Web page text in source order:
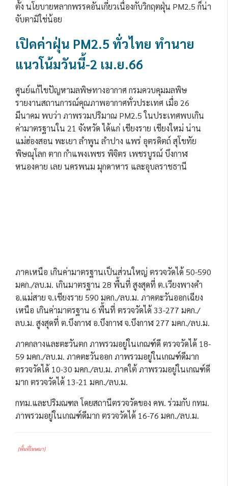
ตั้ง นโยบายหลากพรรคอันเกี่ยวเนื่องกับวิกฤตฝุ่น PM2.5 ก็น่า
จับตามิใช่น้อย
เปิดค่าฝุ่น PM2.5 ทั่วไทย ทำนาย
แนวโน้มวันนี้-2 เม.ย.66
ศูนย์แก้ไขปัญหามลพิษทางอากาศ กรมควบคุมมลพิษ
รายงานสถานการณ์คุณภาพอากาศทั่วประเทศ เมื่อ 26
มีนาคม พบว่า ภาพรวมปริมาณ PM2.5 ในประเทศพบเกิน
ค่ามาตรฐานใน 21 จังหวัด ได้แก่ เชียงราย เชียงใหม่ น่าน
แม่ฮ่องสอน พะเยา ลำพูน ลำปาง แพร่ อุตรดิตถ์ สุโขทัย
พิษณุโลก ตาก กำแพงเพชร พิจิตร เพชรบูรณ์ บึงกาฬ
หนองคาย เลย นครพนม มุกดาหาร และอุบลราชธานี
ภาคเหนือ เกินค่ามาตรฐานเป็นส่วนใหญ่ ตรวจวัดได้ 50-590
มคก./ลบ.ม. เกินมาตรฐาน 28 พื้นที่ สูงสุดที่ ต.เวียงพางคำ
อ.แม่สาย จ.เชียงราย 590 มคก./ลบ.ม. ภาคตะวันออกเฉียง
เหนือ เกินค่ามาตรฐาน 6 พื้นที่ ตรวจวัดได้ 33-277 มคก./
ลบ.ม. สูงสุดที่ ต.บึงกาฬ อ.บึงกาฬ จ.บึงกาฬ 277 มคก./ลบ.ม.
ภาคกลางและตะวันตก ภาพรวมอยู่ในเกณฑ์ดี ตรวจวัดได้ 18-
59 มคก./ลบ.ม. ภาคตะวันออก ภาพรวมอยู่ในเกณฑ์ดีมาก
ตรวจวัดได้ 10-30 มคก./ลบ.ม. ภาคใต้ ภาพรวมอยู่ในเกณฑ์ดี
มาก ตรวจวัดได้ 13-21 มคก./ลบ.ม.
กทม.และปริมณฑล โดยสถานีตรวจวัดของ คพ. ร่วมกับ กทม.
ภาพรวมอยู่ในเกณฑ์ดีมาก ตรวจวัดได้ 16-76 มคก./ลบ.ม.
[พื้นที่โฆษณา]